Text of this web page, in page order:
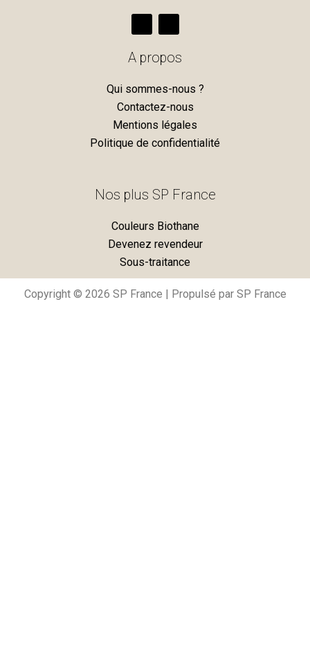
F
c
b
k
I
s
a
a
m
A propos
Qui sommes-nous ?
Contactez-nous
Mentions légales
Politique de confidentialité
Nos plus SP France
Couleurs Biothane
Devenez revendeur
Sous-traitance
Copyright © 2026 SP France | Propulsé par SP France